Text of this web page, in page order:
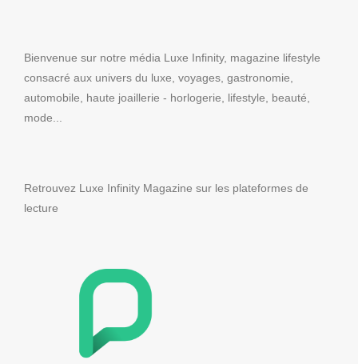
Bienvenue sur notre média Luxe Infinity, magazine lifestyle
consacré aux univers du luxe, voyages, gastronomie,
automobile, haute joaillerie - horlogerie, lifestyle, beauté,
mode...
Retrouvez Luxe Infinity Magazine sur les plateformes de
lecture